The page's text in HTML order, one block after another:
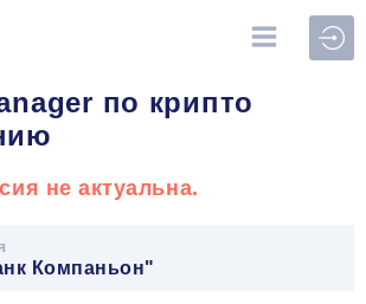
по крипто
не актуальна.
Компаньон"